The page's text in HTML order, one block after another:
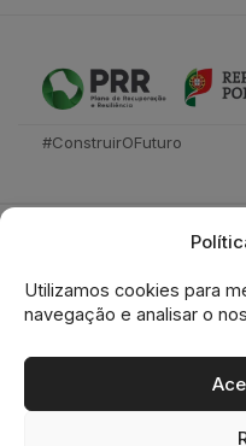
Utilizamos cookies para
navegação e analisar o
#ConstruirOFuturo